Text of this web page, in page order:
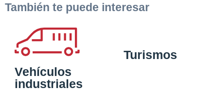
También te puede interesar
Vehículos
industriales
Turismos